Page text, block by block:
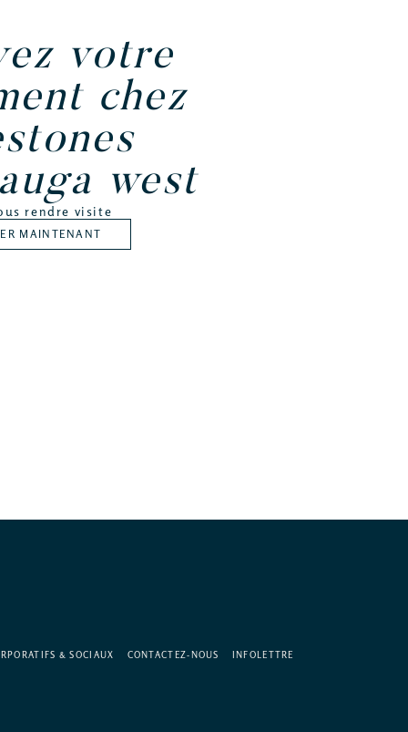
votre
chez
west
rendre visite
MAINTENANT
& SOCIAUX CONTACTEZ-NOUS INFOLETTRE